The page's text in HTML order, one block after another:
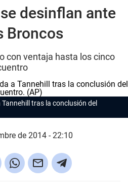
desinflan ante
Broncos
con ventaja hasta los cinco
tras la conclusión del
de 2014 - 22:10